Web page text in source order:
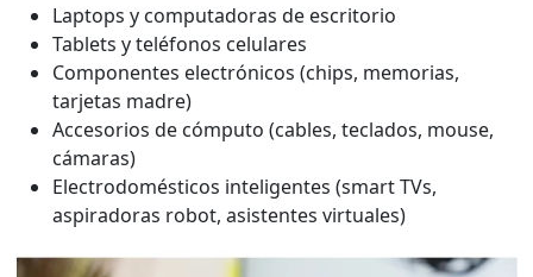
Laptops y computadoras de escritorio
Tablets y teléfonos celulares
Componentes electrónicos (chips, memorias,
tarjetas madre)
Accesorios de cómputo (cables, teclados, mouse,
cámaras)
Electrodomésticos inteligentes (smart TVs,
aspiradoras robot, asistentes virtuales)